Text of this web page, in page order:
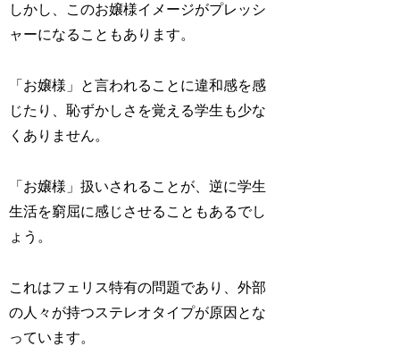
しかし、このお嬢様イメージがプレッシ
ャーになることもあります。
「お嬢様」と言われることに違和感を感
じたり、恥ずかしさを覚える学生も少な
くありません。
「お嬢様」扱いされることが、逆に学生
生活を窮屈に感じさせることもあるでし
ょう。
これはフェリス特有の問題であり、外部
の人々が持つステレオタイプが原因とな
っています。